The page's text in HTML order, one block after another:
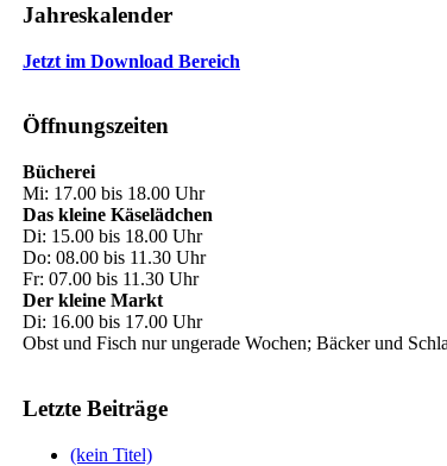
Jahreskalender
Jetzt im Download Bereich
Öffnungszeiten
Bücherei
Mi: 17.00 bis 18.00 Uhr
Das kleine Käselädchen
Di: 15.00 bis 18.00 Uhr
Do: 08.00 bis 11.30 Uhr
Fr: 07.00 bis 11.30 Uhr
Der kleine Markt
Di: 16.00 bis 17.00 Uhr
Obst und Fisch nur ungerade Wochen; Bäcker und
Letzte Beiträge
(kein Titel)